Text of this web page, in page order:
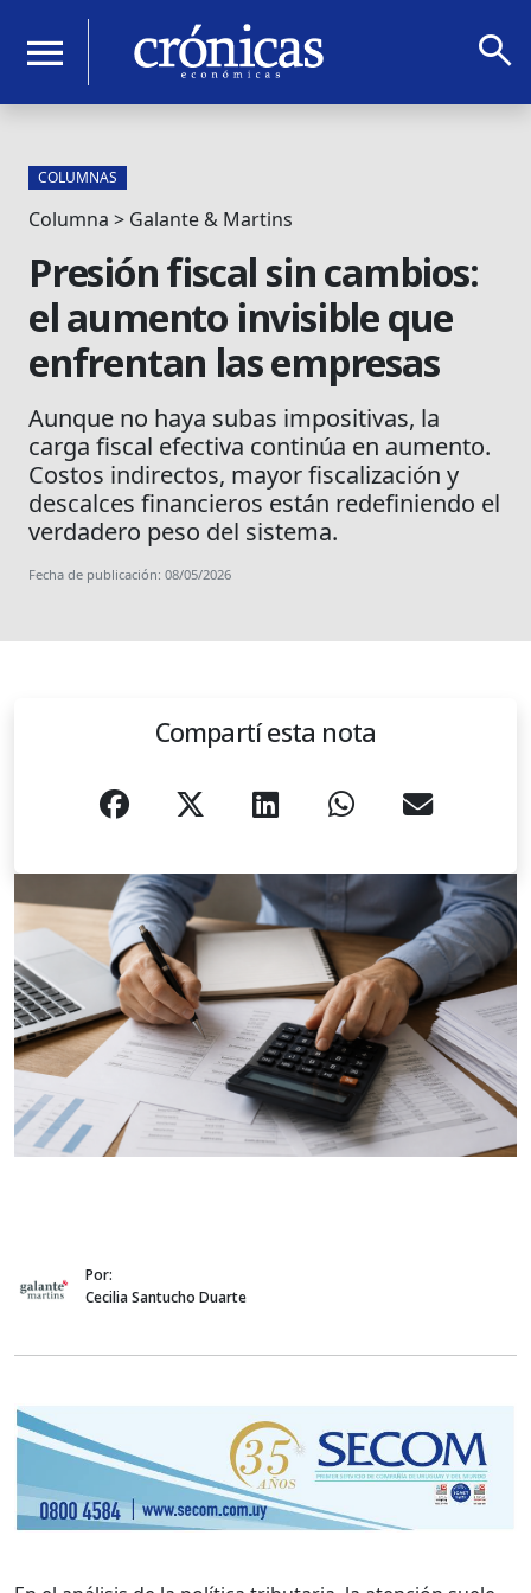
menu search
COLUMNAS
Columna > Galante & Martins
Presión fiscal sin cambios:
el aumento invisible que
enfrentan las empresas
Aunque no haya subas impositivas, la
carga fiscal efectiva continúa en aumento.
Costos indirectos, mayor fiscalización y
descalces financieros están redefiniendo el
verdadero peso del sistema.
Fecha de publicación: 08/05/2026
Compartí esta nota
Por:
Cecilia Santucho Duarte